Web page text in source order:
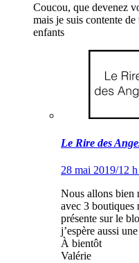
Coucou, que devenez
mais je suis contente
enfants
Le Rire des
28 mai 2019/12
Nous allons bien
avec 3 boutiques
présente sur le
j’espère aussi
À bientôt
Valérie